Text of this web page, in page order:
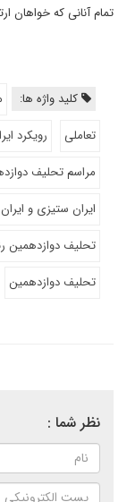
تمام آنانی که خواهان
کلید واژه ها:
تعاملی
رویکرد
مراسم تحلیف
ایران ستیزی و ایران
تحلیف دوازدهمین
تحلیف دوازدهمین
نظر شما :